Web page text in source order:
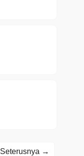
Seterusnya →